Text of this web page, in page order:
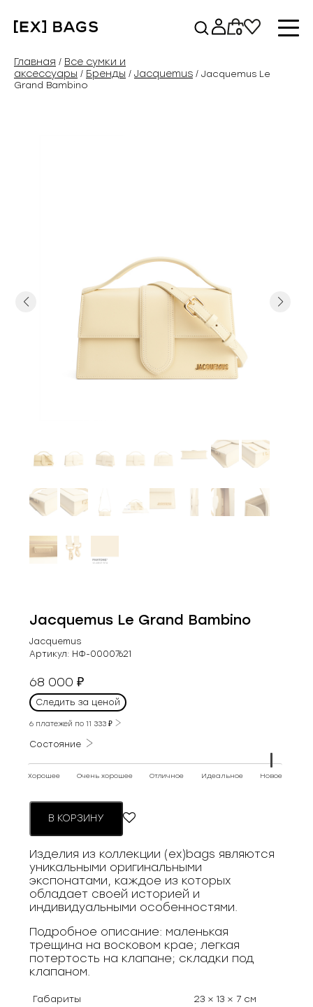
содержимому
0
Главная / Все сумки и
аксессуары / Бренды / Jacquemus / Jacquemus Le
Grand Bambino
Previous Next
Jacquemus Le Grand Bambino
Jacquemus
Артикул: НФ-00007621
68 000₽
Следить за ценой
6 платежей по11 333₽
Состояние
Хорошее Очень хорошее Отличное Идеальное Новое
В КОРЗИНУ
Изделия из коллекции (ex)bags являются
уникальными оригинальными
экспонатами, каждое из которых
обладает своей историей и
индивидуальными особенностями.
Подробное описание: маленькая
трещина на восковом крае; легкая
потертость на клапане; cкладки под
клапаном.
Габариты
23 × 13 × 7 см